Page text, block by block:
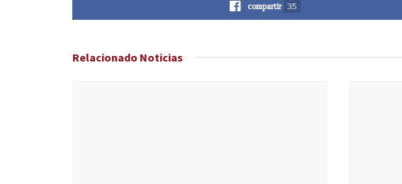
compartir 35
Relacionado Noticias